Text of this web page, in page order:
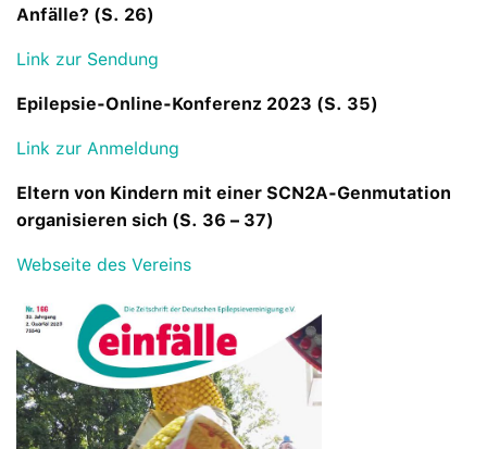
Anfälle? (S. 26)
Link zur Sendung
Epilepsie-Online-Konferenz 2023 (S. 35)
Link zur Anmeldung
Eltern von Kindern mit einer SCN2A-Genmutation
organisieren sich (S. 36 – 37)
Webseite des Vereins